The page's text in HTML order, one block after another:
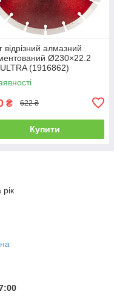
відрізний алмазний
Ø230×22.2
(1916862)
₴ 622 ₴
Купити